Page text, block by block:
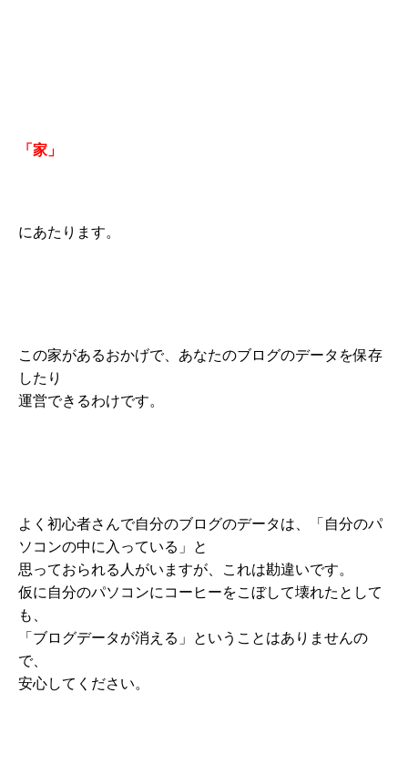
「家」
にあたります。
この家があるおかげで、あなたのブログのデータを保存
したり
運営できるわけです。
よく初心者さんで自分のブログのデータは、「自分のパ
ソコンの中に入っている」と
思っておられる人がいますが、これは勘違いです。
仮に自分のパソコンにコーヒーをこぼして壊れたとして
も、
「ブログデータが消える」ということはありませんの
で、
安心してください。